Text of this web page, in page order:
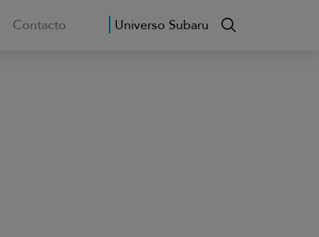
Contacto Universo Subaru